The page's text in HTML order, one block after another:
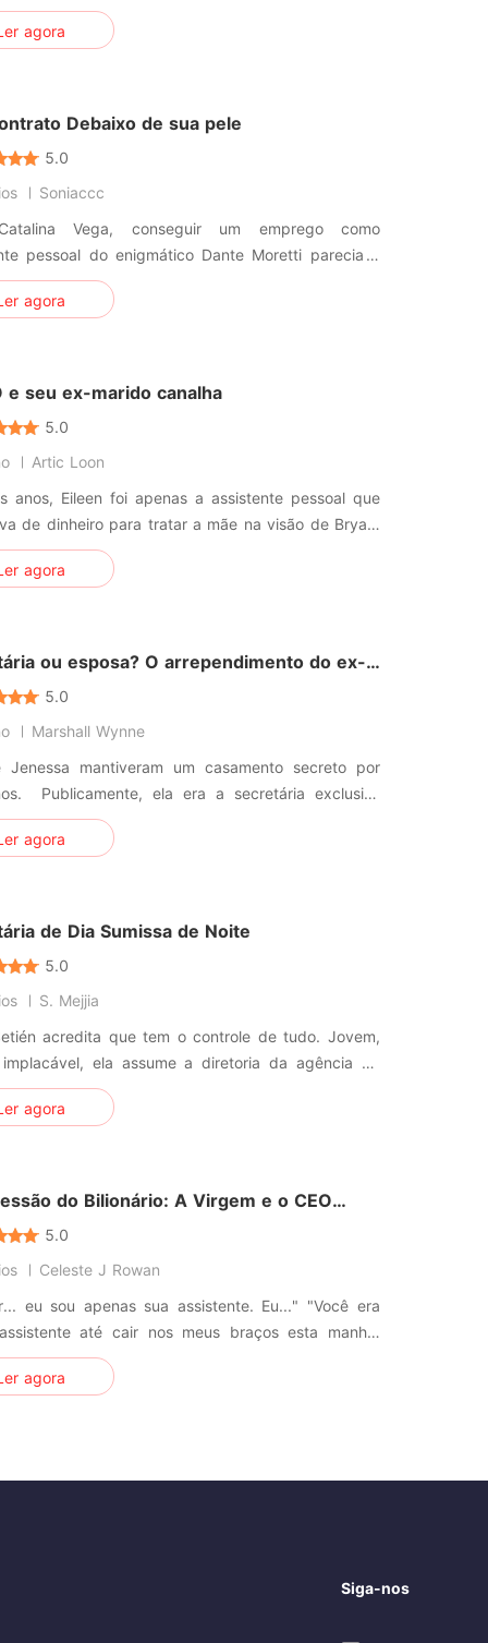
ele era uma fera que envolvia Ashley num
Ninguém sabia do relacionamento
agora
Debaixo de sua pele
5.0
Soniaccc
Vega, conseguir um emprego como
pessoal do enigmático Dante Moretti parecia a
de que ela precisava para salvar sua família
Ele a agora
e seu ex-marido canalha
5.0
Artic Loon
anos, Eileen foi apenas a assistente pessoal que
de dinheiro para tratar a mãe na visão de Bryan.
parecia justo oferecer apoio financeiro em troca
e ele estava certo de que ela jamais o
agora
ou esposa? O arrependimento do ex-
5.0
Marshall Wynne
Jenessa mantiveram um casamento secreto por
exclusiva
sua esposa. No dia em que descobriu
Jenessa estava radiante de alegria, até
agora
de Dia Sumissa de Noite
5.0
S. Mejjia
acredita que tem o controle de tudo. Jovem,
ela assume a diretoria da agência de
da família em Madri, disposta a provar que a
não tem limites. Mas um erro estratégico a coloca
agora
do Bilionário: A Virgem e o CEO
5.0
Celeste J Rowan
eu sou apenas sua assistente. Eu..." "Você era
até cair nos meus braços esta manhã.
você é a única maldita mulher neste mundo que eu
tocar sem sentir nojo. E eu vou ter cada centímetro
agora
Siga-nos